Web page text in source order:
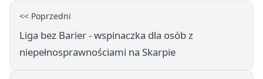
<< Poprzedni
Liga bez Barier - wspinaczka dla osób z
niepełnosprawnościami na Skarpie